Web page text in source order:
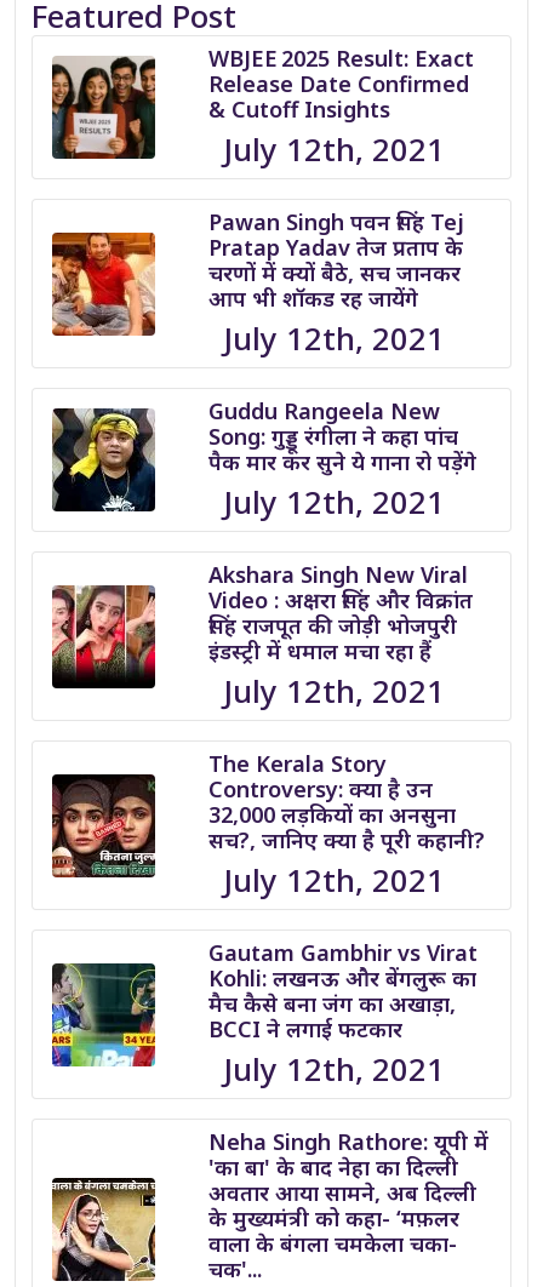
Featured Post
WBJEE 2025 Result: Exact
Release Date Confirmed
& Cutoff Insights
July 12th, 2021
Pawan Singh पवन सिंह Tej
Pratap Yadav तेज प्रताप के
चरणों में क्यों बैठे, सच जानकर
आप भी शॉकड रह जायेंगे
July 12th, 2021
Guddu Rangeela New
Song: गुड्डू रंगीला ने कहा पांच
पैक मार कर सुने ये गाना रो पड़ेंगे
July 12th, 2021
Akshara Singh New Viral
Video : अक्षरा सिंह और विक्रांत
सिंह राजपूत की जोड़ी भोजपुरी
इंडस्ट्री में धमाल मचा रहा हैं
July 12th, 2021
The Kerala Story
Controversy: क्या है उन
32,000 लड़कियों का अनसुना
सच?, जानिए क्या है पूरी कहानी?
July 12th, 2021
Gautam Gambhir vs Virat
Kohli: लखनऊ और बेंगलुरू का
मैच कैसे बना जंग का अखाड़ा,
BCCI ने लगाई फटकार
July 12th, 2021
Neha Singh Rathore: यूपी में
'का बा' के बाद नेहा का दिल्ली
अवतार आया सामने, अब दिल्ली
के मुख्यमंत्री को कहा- ‘मफ़लर
वाला के बंगला चमकेला चका-
चक'...